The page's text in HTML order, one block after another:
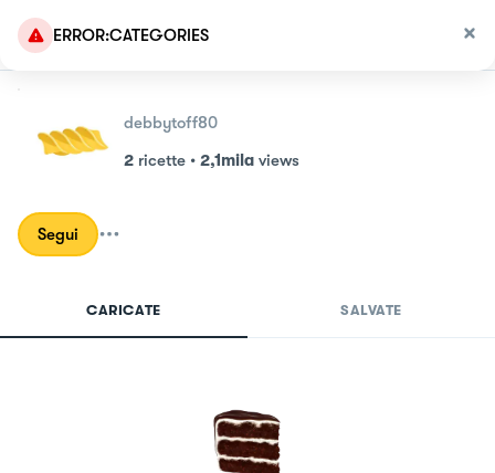
ERROR:CATEGORIES
debbytoff80
2 ricette • 2,1mila views
Segui
CARICATE SALVATE